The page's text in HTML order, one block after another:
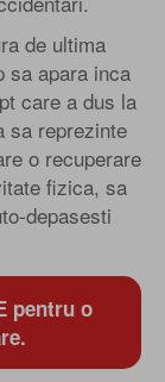
de ultima
sa apara inca
care a dus la
sa reprezinte
o recuperare
fizica, sa
depasesti
pentru o